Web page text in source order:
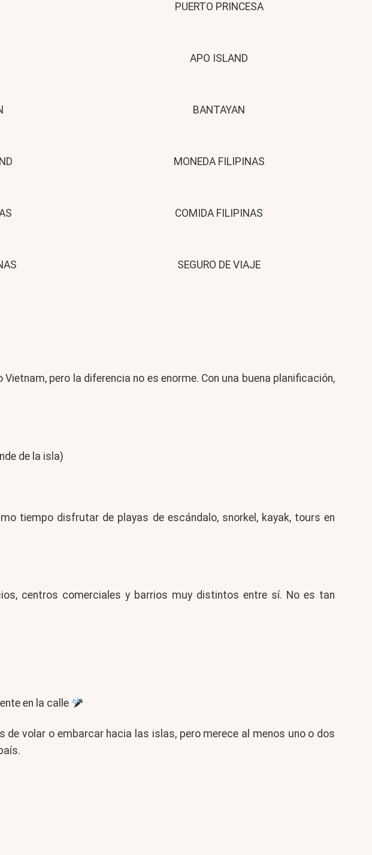
PUERTO PRINCESA
APO ISLAND
BANTAYAN
MONEDA FILIPINAS
COMIDA FILIPINAS
SEGURO DE VIAJE
pero la diferencia no es enorme. Con una buena planificación,
de la isla)
tiempo disfrutar de playas de escándalo, snorkel, kayak, tours en
centros comerciales y barrios muy distintos entre sí. No es tan
en la calle
de volar o embarcar hacia las islas, pero merece al menos uno o dos